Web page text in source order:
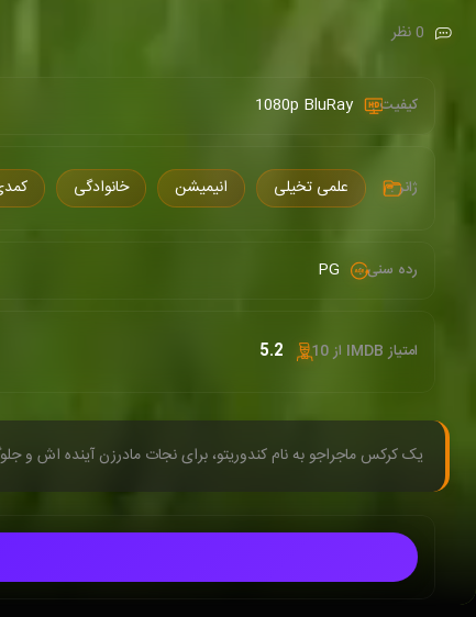
0 نظر
کیفیت : 1080p BluRay
ژانر : علمی تخیلی انیمیشن خانوادگی
رده سنی : PG
امتیاز IMDB از 10 : 5.2
یک کرکس ماجراجو به نام کندوریتو، برای نجات مادرزن آینده اش